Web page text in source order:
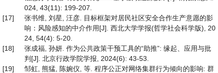
024, 43(11): 199-207.
[17]
张书维, 刘星, 汪彦. 目标框架对居民社区安全合作生产意愿的影
响：风险感知的中介作用[J]. 西北大学学报(哲学社会科学版), 20
24, 54(4): 5-20.
[18]
张成福, 孙妍. 作为公共政策干预工具的“助推”: 缘起、应用与批
判[J]. 北京行政学院学报, 2024(6): 43-53.
[19]
邹虹, 熊猛, 陈婉仪, 等. 程序公正对网络集群行为倾向的影响: 群